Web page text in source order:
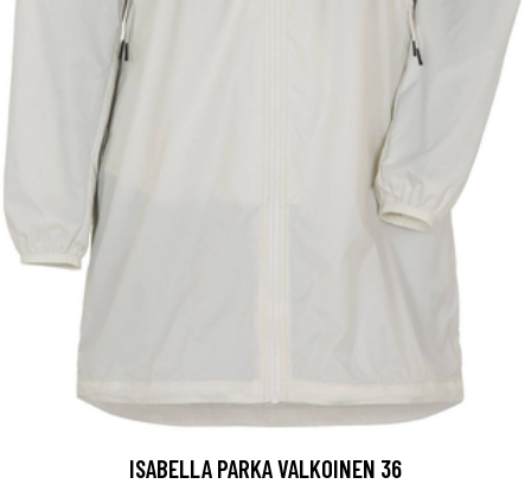
ISABELLA PARKA VALKOINEN 36